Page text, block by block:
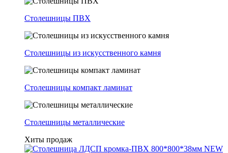
Столешницы ПВХ
Столешницы из искусственного камня
Столешницы компакт ламинат
Столешницы металлические
Хиты продаж